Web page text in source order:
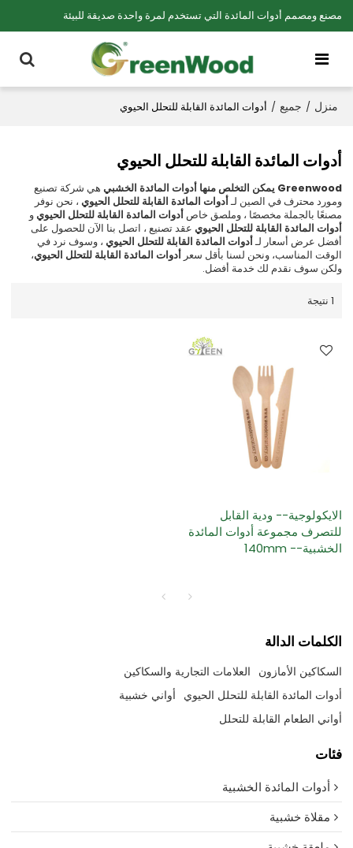
مصنع ومصمم أدوات المائدة التي تستخدم لمرة واحدة صديقة للبيئة
منزل / جميع / أدوات المائدة القابلة للتحلل الحيوي
أدوات المائدة القابلة للتحلل الحيوي
Greenwood يمكن التخلص منها أدوات المائدة الخشبي
هي شركة تصنيع
ومورد محترف في الصين لـأدوات المائدة القابلة للتحلل الحيوي ، نحن نوفر
مصنعًا بالجملة مخصصًا ، وملصق خاصأدوات المائدة القابلة للتحلل الحيوي و
أدوات المائدة القابلة للتحلل الحيوي عقد تصنيع ، اتصل بنا الآن للحصول على
أفضل عرض أسعار لـأدوات المائدة القابلة للتحلل الحيوي ، وسوف نرد في
الوقت المناسب، ونحن لسنا بأقل سعرأدوات المائدة القابلة للتحلل الحيوي،
ولكن سوف نقدم لك خدمة أفضل.
1 نتيجة
الايكولوجية-- ودية القابل
للتصرف مجموعة أدوات المائدة
الخشبية-- 140mm
الكلمات الدالة
السكاكين الأمازون العلامات التجارية والسكاكين
أدوات المائدة القابلة للتحلل الحيوي أواني خشبية
أواني الطعام القابلة للتحلل
فئات
أدوات المائدة الخشبية
مقلاة خشبية